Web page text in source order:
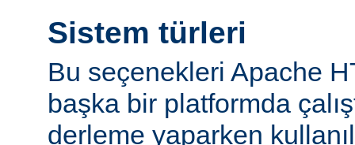
Sistem türleri
Bu seçenekleri Apache
başka bir platformda
derleme yaparken